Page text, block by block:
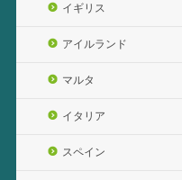
イギリス
アイルランド
マルタ
イタリア
スペイン